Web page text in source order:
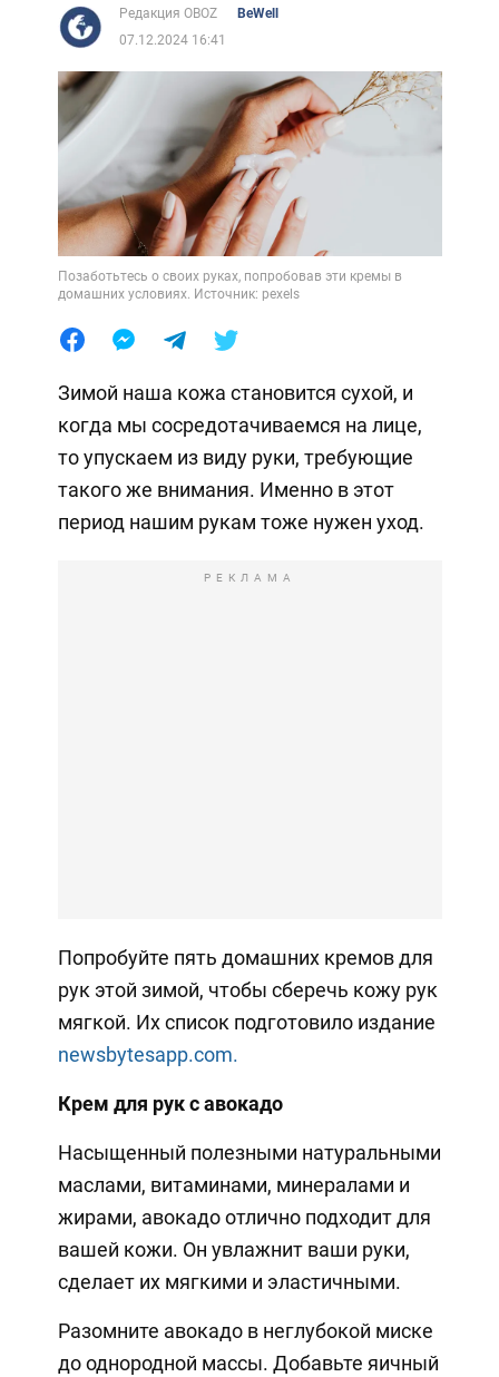
Редакция OBOZ
BeWell
07.12.2024 16:41
Позаботьтесь о своих руках, попробовав эти кремы в
домашних условиях. Источник: pexels
Зимой наша кожа становится сухой, и
когда мы сосредотачиваемся на лице,
то упускаем из виду руки, требующие
такого же внимания. Именно в этот
период нашим рукам тоже нужен уход.
РЕКЛАМА
Попробуйте пять домашних кремов для
рук этой зимой, чтобы сберечь кожу рук
мягкой. Их список подготовило издание
newsbytesapp.com.
Крем для рук с авокадо
Насыщенный полезными натуральными
маслами, витаминами, минералами и
жирами, авокадо отлично подходит для
вашей кожи. Он увлажнит ваши руки,
сделает их мягкими и эластичными.
Разомните авокадо в неглубокой миске
до однородной массы. Добавьте яичный